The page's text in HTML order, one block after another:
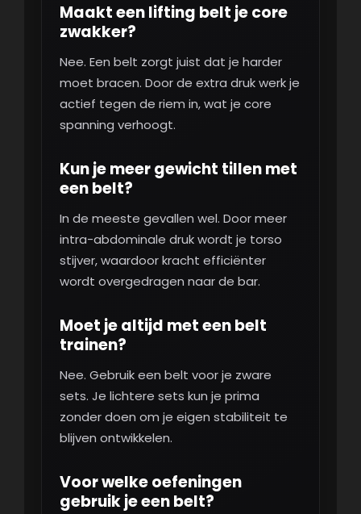
Maakt een lifting belt je core
zwakker?
Nee. Een belt zorgt juist dat je harder
moet bracen. Door de extra druk werk je
actief tegen de riem in, wat je core
spanning verhoogt.
Kun je meer gewicht tillen met
een belt?
In de meeste gevallen wel. Door meer
intra-abdominale druk wordt je torso
stijver, waardoor kracht efficiënter
wordt overgedragen naar de bar.
Moet je altijd met een belt
trainen?
Nee. Gebruik een belt voor je zware
sets. Je lichtere sets kun je prima
zonder doen om je eigen stabiliteit te
blijven ontwikkelen.
Voor welke oefeningen
gebruik je een belt?